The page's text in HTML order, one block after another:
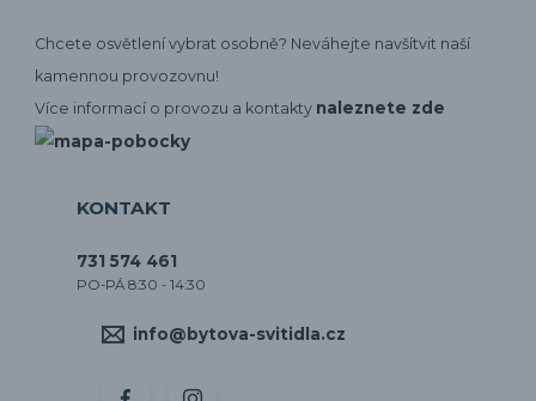
Chcete osvětlení vybrat osobně? Neváhejte navšítvit naší
kamennou provozovnu!
Více informací o provozu a kontakty naleznete zde
KONTAKT
731 574 461
PO-PÁ 8:30 - 14:30
info@bytova-svitidla.cz